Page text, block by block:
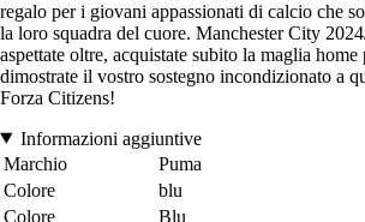
regalo per i giovani appassionati di calcio che
la loro squadra del cuore. Manchester City
aspettate oltre, acquistate subito la maglia
dimostrate il vostro sostegno incondizionato a
Forza Citizens!
Informazioni aggiuntive
Marchio
Puma
Colore
blu
Colore
Blu